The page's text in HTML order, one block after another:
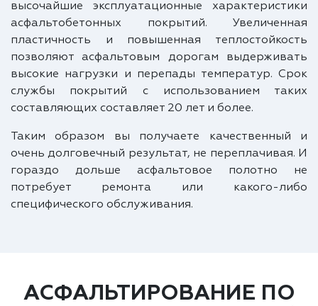
высочайшие эксплуатационные характеристики
асфальтобетонных покрытий. Увеличенная
пластичность и повышенная теплостойкость
позволяют асфальтовым дорогам выдерживать
высокие нагрузки и перепады температур. Срок
службы покрытий с использованием таких
составляющих составляет 20 лет и более.
Таким образом вы получаете качественный и
очень долговечный результат, не переплачивая. И
гораздо дольше асфальтовое полотно не
потребует ремонта или какого-либо
специфического обслуживания.
АСФАЛЬТИРОВАНИЕ ПО